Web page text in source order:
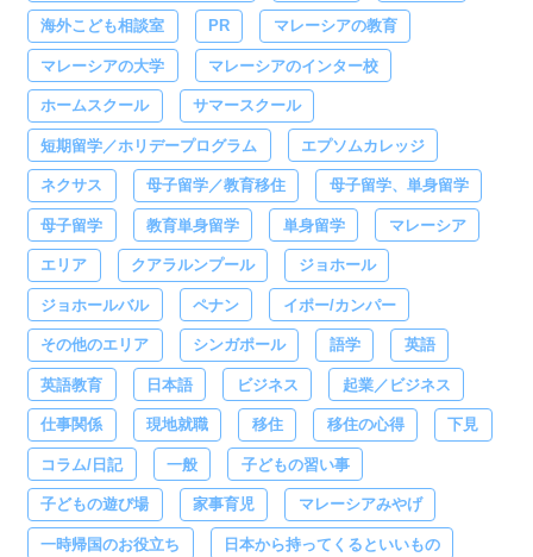
海外こども相談室 PR マレーシアの教育
マレーシアの大学 マレーシアのインター校
ホームスクール サマースクール
短期留学／ホリデープログラム エプソムカレッジ
ネクサス 母子留学／教育移住 母子留学、単身留学
母子留学 教育単身留学 単身留学 マレーシア
エリア クアラルンプール ジョホール
ジョホールバル ペナン イポー/カンパー
その他のエリア シンガポール 語学 英語
英語教育 日本語 ビジネス 起業／ビジネス
仕事関係 現地就職 移住 移住の心得 下見
コラム/日記 一般 子どもの習い事
子どもの遊び場 家事育児 マレーシアみやげ
一時帰国のお役立ち 日本から持ってくるといいもの